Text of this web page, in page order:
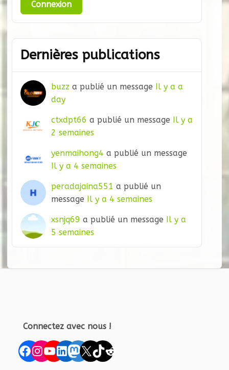
Dernières publications
buzz a publié un message Il y a a
day
ctxdpt66 a publié un message Il y a
2 semaines
yenmaihong4 a publié un message
Il y a 4 semaines
peradajaina551 a publié un
message Il y a 4 semaines
xsnjq69 a publié un message Il y a
5 semaines
Connectez avec nous !
Facebook
Instagram
YouTube
LinkedIn
Mastodon
X TikTok
Reddit